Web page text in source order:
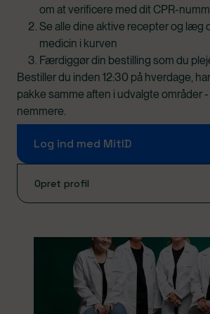
om at verificere med dit CPR-
Se alle dine aktive recepter og læg
medicin i kurven
Færdiggør din bestilling som du
Bestiller du inden 12:30 på hverdage,
pakke samme aften i udvalgte områder
nemmere.
Log ind med MitID
Opret profil